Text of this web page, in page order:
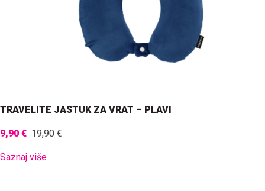
TRAVELITE JASTUK ZA VRAT – PLAVI
9,90 € 19,90 €
Saznaj više